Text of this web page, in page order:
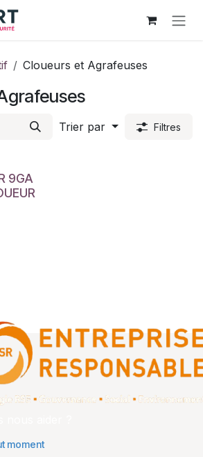
Cloueurs et Agrafeuses
Trier par Filtres
9GA
moment